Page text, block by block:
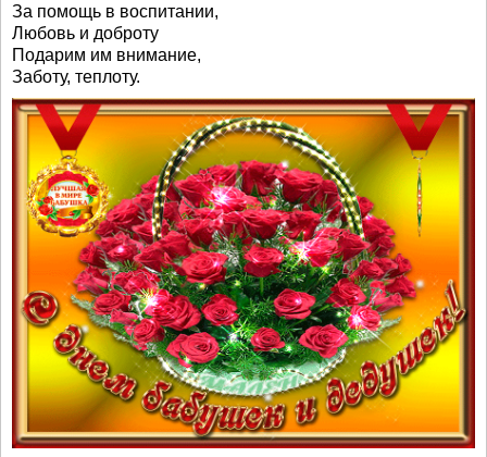
За помощь в воспитании,
Любовь и доброту
Подарим им внимание,
Заботу, теплоту.